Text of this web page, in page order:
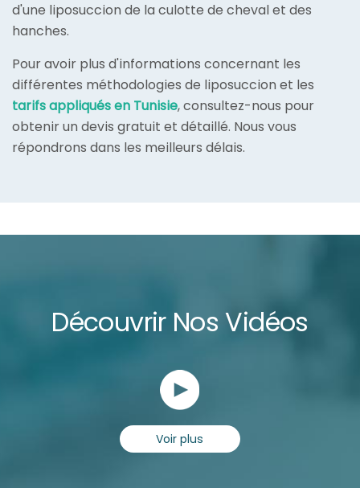
d'une liposuccion de la culotte de cheval et des
hanches.
Pour avoir plus d'informations concernant les
différentes méthodologies de liposuccion et les
tarifs appliqués en Tunisie, consultez-nous pour
obtenir un devis gratuit et détaillé. Nous vous
répondrons dans les meilleurs délais.
Découvrir Nos Vidéos
Voir plus